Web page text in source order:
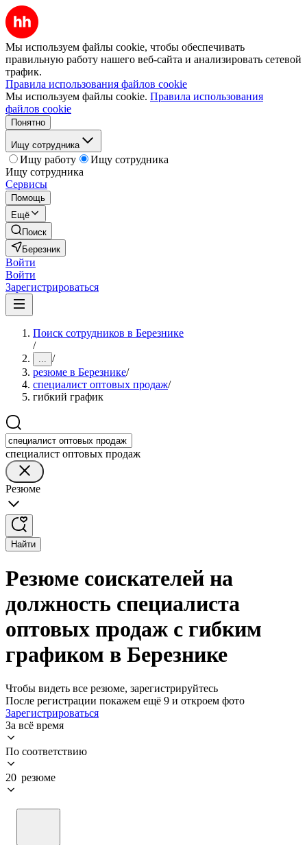
Мы используем файлы cookie, чтобы обеспечивать
правильную работу нашего веб-сайта и анализировать сетевой
трафик.
Правила использования файлов cookie
Мы используем файлы cookie. Правила использования
файлов cookie
Понятно
Ищу сотрудника
Ищу работу
Ищу сотрудника
Ищу сотрудника
Сервисы
Помощь
Ещё
Поиск
Березник
Войти
Войти
Зарегистрироваться
Поиск сотрудников в Березнике
/
... /
резюме в Березнике/
специалист оптовых продаж/
гибкий график
специалист оптовых продаж
Резюме
Найти
Резюме соискателей на
должность специалиста
оптовых продаж с гибким
графиком в Березнике
Чтобы видеть все резюме, зарегистрируйтесь
После регистрации покажем ещё 9 и откроем фото
Зарегистрироваться
За всё время
По соответствию
20 резюме